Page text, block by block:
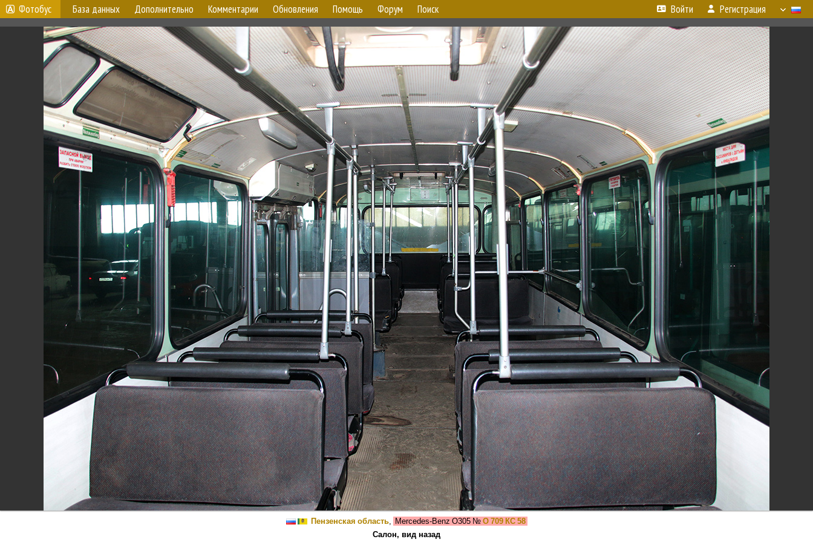
Фотобус База данных Дополнительно Комментарии Обновления Помощь Форум Поиск Войти Регистрация
Пензенская область, Mercedes-Benz O305№ О 709 КС 58
Салон, вид назад